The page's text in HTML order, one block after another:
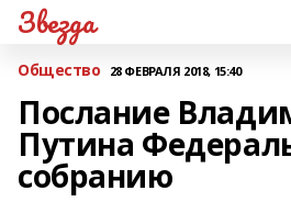
Звезда
Общество 28 ФЕВРАЛЯ 2018, 15:40
Послание
Путина
собранию